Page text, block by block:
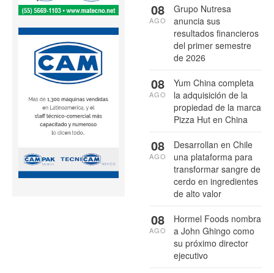
Grupo Nutresa
anuncia sus
resultados financieros
del primer semestre
de 2026
08
AGO
Yum China completa
la adquisición de la
propiedad de la marca
Pizza Hut en China
08
AGO
Desarrollan en Chile
una plataforma para
transformar sangre de
cerdo en ingredientes
de alto valor
08
AGO
Hormel Foods nombra
a John Ghingo como
su próximo director
ejecutivo
08
AGO